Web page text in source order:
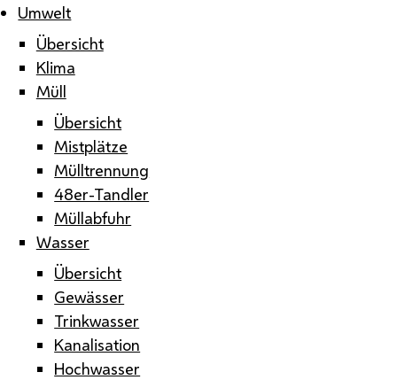
Umwelt
Übersicht
Klima
Müll
Übersicht
Mistplätze
Mülltrennung
48er-Tandler
Müllabfuhr
Wasser
Übersicht
Gewässer
Trinkwasser
Kanalisation
Hochwasser